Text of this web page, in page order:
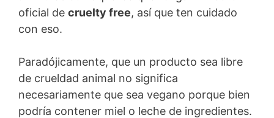
oficial de cruelty free, así que ten cuidado
con eso.
Paradójicamente, que un producto sea libre
de crueldad animal no significa
necesariamente que sea vegano porque bien
podría contener miel o leche de ingredientes.